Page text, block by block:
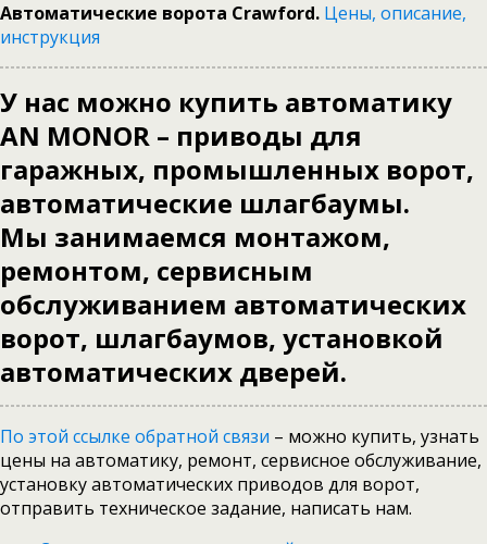
Автоматические ворота Crawford. Цены, описание,
инструкция
У нас можно купить автоматику
AN MONOR – приводы для
гаражных, промышленных ворот,
автоматические шлагбаумы.
Мы занимаемся монтажом,
ремонтом, сервисным
обслуживанием автоматических
ворот, шлагбаумов, установкой
автоматических дверей.
По этой ссылке обратной связи – можно купить, узнать
цены на автоматику, ремонт, сервисное обслуживание,
установку автоматических приводов для ворот,
отправить техническое задание, написать нам.